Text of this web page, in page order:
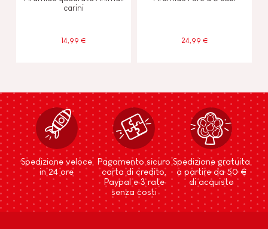
carini
14,99 € 24,99 €
Spedizione veloce
in 24 ore
Pagamento sicuro
carta di credito,
Paypal e 3 rate
senza costi
Spedizione gratuita
a partire da 50 €
di acquisto